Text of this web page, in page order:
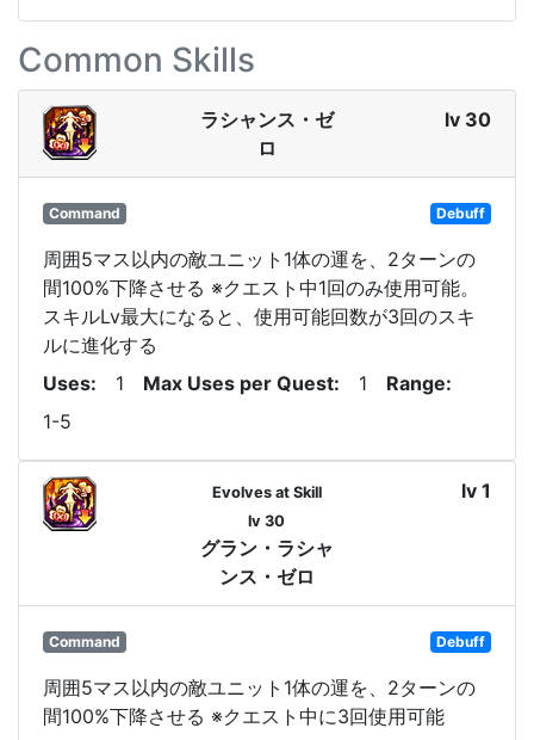
Common Skills
ラシャンス・ゼ
ロ
lv 30
Command Debuff
周囲5マス以内の敵ユニット1体の運を、2ターンの
間100%下降させる ※クエスト中1回のみ使用可能。
スキルLv最大になると、使用可能回数が3回のスキ
ルに進化する
Uses
1 Max Uses per Quest 1
Range
1-5
Evolves at Skill
lv 30
グラン・ラシャ
ンス・ゼロ
lv 1
Command Debuff
周囲5マス以内の敵ユニット1体の運を、2ターンの
間100%下降させる ※クエスト中に3回使用可能